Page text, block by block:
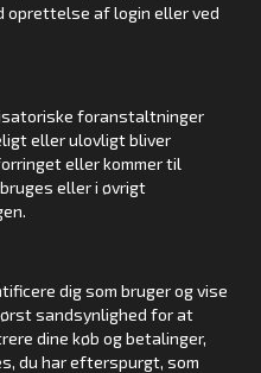
oprettelse af login eller ved
foranstaltninger
eller ulovligt bliver
eller kommer til
eller i øvrigt
dig som bruger og vise
sandsynlighed for at
dine køb og betalinger,
du har efterspurgt, som